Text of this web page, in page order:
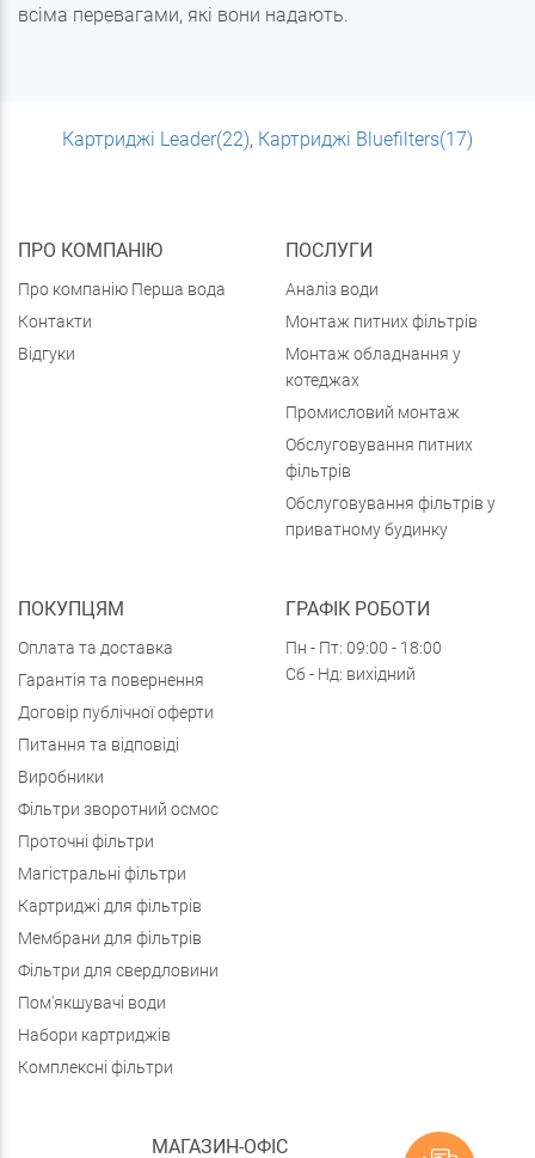
всіма перевагами, які вони надають.
Картриджі Leader(22), Картриджі Bluefilters(17)
ПРО КОМПАНІЮ
Про компанію Перша вода
Контакти
Відгуки
ПОСЛУГИ
Аналіз води
Монтаж питних фільтрів
Монтаж обладнання у
котеджах
Промисловий монтаж
Обслуговування питних
фільтрів
Обслуговування фільтрів у
приватному будинку
ПОКУПЦЯМ
Оплата та доставка
Гарантія та повернення
Договір публічної оферти
Питання та відповіді
Виробники
Фільтри зворотний осмос
Проточні фільтри
Магістральні фільтри
Картриджі для фільтрів
Мембрани для фільтрів
Фільтри для свердловини
Пом'якшувачі води
Набори картриджів
Комплексні фільтри
ГРАФІК РОБОТИ
Пн - Пт: 09:00 - 18:00
Сб - Нд: вихідний
МАГАЗИН-ОФІС